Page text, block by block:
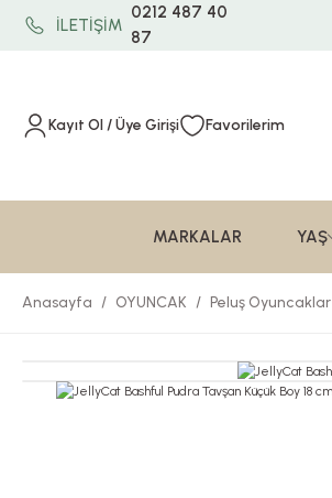
İLETİŞİM
0212 487 40
87
Kayıt Ol / Üye Girişi Favorilerim
MARKALAR YAŞ
Anasayfa OYUNCAK Peluş Oyuncaklar